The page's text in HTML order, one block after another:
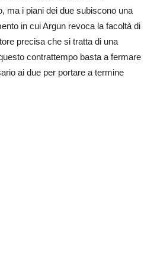
ma i piani dei due subiscono una
in cui Argun revoca la facoltà di
precisa che si tratta di una
contrattempo basta a fermare
ai due per portare a termine